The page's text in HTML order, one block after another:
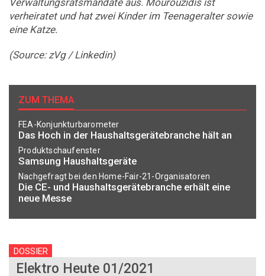
Verwaltungsratsmandate aus. Mourouzidis ist
verheiratet und hat zwei Kinder im Teenageralter sowie
eine ­Katze.
(Source: zVg / Linkedin)
ZUM THEMA
FEA-Konjunkturbarometer
Das Hoch in der Haushaltsgerätebranche hält an
Produktschaufenster
Samsung Haushaltsgeräte
Nachgefragt bei den Home-Fair-21-Organisatoren
Die CE- und Haushaltsgerätebranche erhält eine
neue Messe
DOSSIER
Elektro Heute 01/2021